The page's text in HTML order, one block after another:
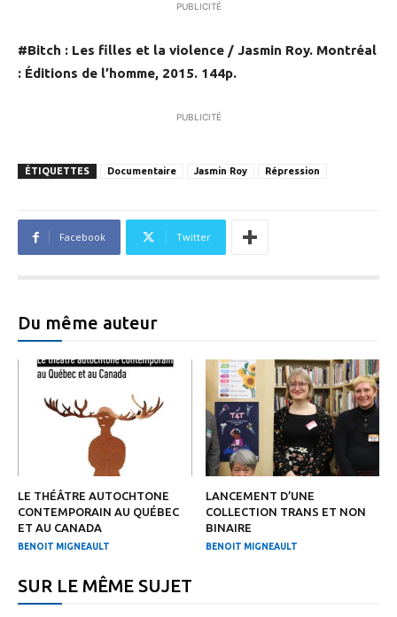
PUBLICITÉ
#Bitch : Les filles et la violence / Jasmin Roy. Montréal
: Éditions de l’homme, 2015. 144p.
PUBLICITÉ
ÉTIQUETTES Documentaire Jasmin Roy Répression
Facebook Twitter
Du même auteur
LE THÉÂTRE AUTOCHTONE
CONTEMPORAIN AU QUÉBEC
ET AU CANADA
BENOIT MIGNEAULT
LANCEMENT D’UNE
COLLECTION TRANS ET NON
BINAIRE
BENOIT MIGNEAULT
SUR LE MÊME SUJET